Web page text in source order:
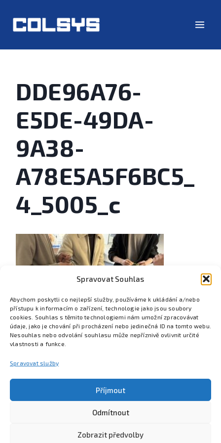
Spravovat Souhlas
Abychom poskytli co nejlepší služby, používáme k ukládání a/nebo
přístupu k informacím o zařízení, technologie jako jsou soubory
cookies. Souhlas s těmito technologiemi nám umožní zpracovávat
údaje, jako je chování při procházení nebo jedinečná ID na tomto webu.
Nesouhlas nebo odvolání souhlasu může nepříznivě ovlivnit určité
vlastnosti a funkce.
Spravovat služby
Příjmout
Odmítnout
Zobrazit předvolby
DDE96A76-
E5DE-49DA-
9A38-
A78E5A5F6BC5_
4_5005_c